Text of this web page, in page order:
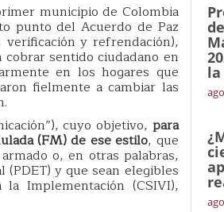
municipio de Colombia
punto del Acuerdo de Paz
y refrendación),
sentido ciudadano en
en los hogares que
fielmente a cambiar las
cuyo objetivo, para
(FM) de ese estilo, que
o, en otras palabras,
y que sean elegibles
Implementación (CSIVI),
la